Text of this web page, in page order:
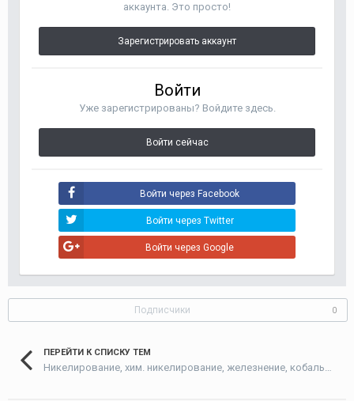
аккаунта. Это просто!
Зарегистрировать аккаунт
Войти
Уже зарегистрированы? Войдите здесь.
Войти сейчас
Войти через Facebook
Войти через Twitter
Войти через Google
Подписчики 0
ПЕРЕЙТИ К СПИСКУ ТЕМ